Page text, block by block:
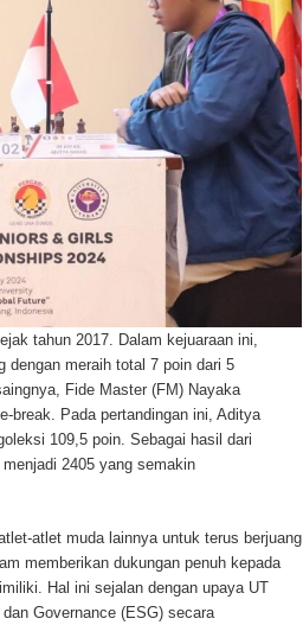
tahun 2017. Dalam kejuaraan ini,
dengan meraih total 7 poin dari 5
Fide Master (FM) Nayaka
break. Pada pertandingan ini, Aditya
109,5 poin. Sebagai hasil dari
2405 yang semakin
atlet muda lainnya untuk terus berjuang
memberikan dukungan penuh kepada
Hal ini sejalan dengan upaya UT
Governance (ESG) secara